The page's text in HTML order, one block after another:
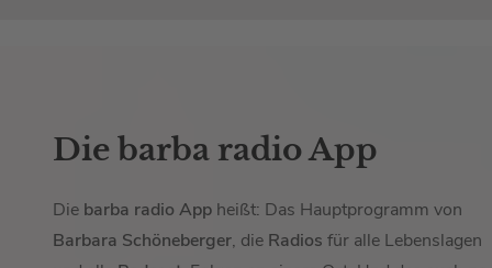
Die barba radio App
Die barba radio App heißt: Das Hauptprogramm von
Barbara Schöneberger, die Radios für alle Lebenslagen